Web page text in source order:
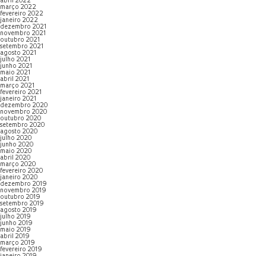
março 2022
fevereiro 2022
janeiro 2022
dezembro 2021
novembro 2021
outubro 2021
setembro 2021
agosto 2021
julho 2021
junho 2021
maio 2021
abril 2021
março 2021
fevereiro 2021
janeiro 2021
dezembro 2020
novembro 2020
outubro 2020
setembro 2020
agosto 2020
julho 2020
junho 2020
maio 2020
abril 2020
março 2020
fevereiro 2020
janeiro 2020
dezembro 2019
novembro 2019
outubro 2019
setembro 2019
agosto 2019
julho 2019
junho 2019
maio 2019
abril 2019
março 2019
fevereiro 2019